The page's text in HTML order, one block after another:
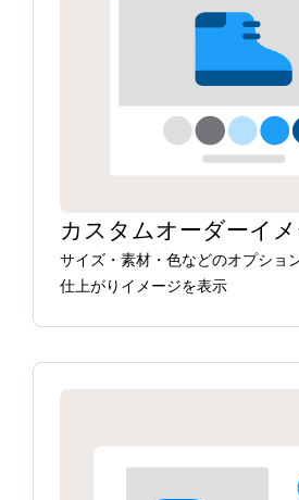
カスタムオーダーイ
サイズ・素材・色などのオプショ
仕上がりイメージを表示